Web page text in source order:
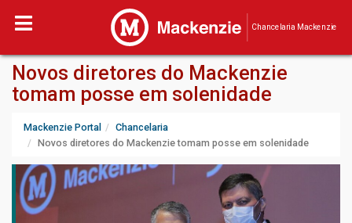
Chancelaria Mackenzie
Novos diretores do Mackenzie
tomam posse em solenidade
Mackenzie Portal
Chancelaria
Novos diretores do Mackenzie tomam posse em solenidade